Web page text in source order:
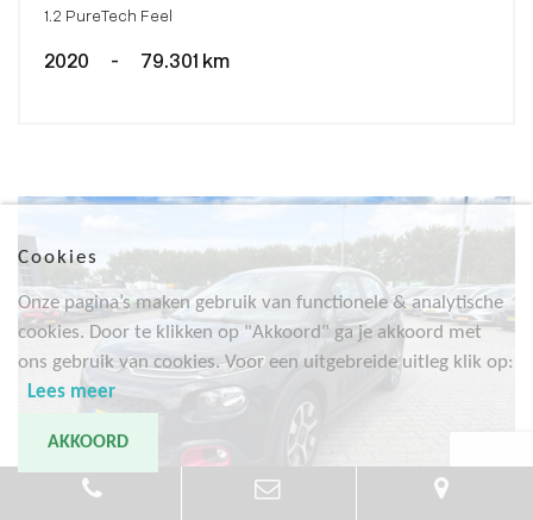
1.2 PureTech Feel
2020 - 79.301 km
Cookies
Onze pagina’s maken gebruik van functionele & analytische
cookies. Door te klikken op "Akkoord" ga je akkoord met
ons gebruik van cookies. Voor een uitgebreide uitleg klik op:
Lees meer
AKKOORD